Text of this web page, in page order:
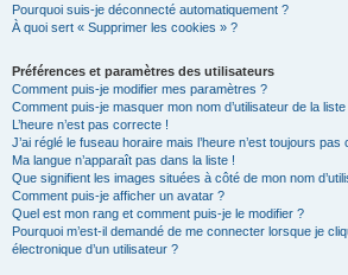
Pourquoi suis-je déconnecté automatiquement ?
À quoi sert « Supprimer les cookies » ?
Préférences et paramètres des utilisateurs
Comment puis-je modifier mes paramètres ?
Comment puis-je masquer mon nom d’utilisateur de la
L’heure n’est pas correcte !
J’ai réglé le fuseau horaire mais l’heure n’est toujours pas
Ma langue n’apparaît pas dans la liste !
Que signifient les images situées à côté de mon nom
Comment puis-je afficher un avatar ?
Quel est mon rang et comment puis-je le modifier ?
Pourquoi m’est-il demandé de me connecter lorsque je
électronique d’un utilisateur ?